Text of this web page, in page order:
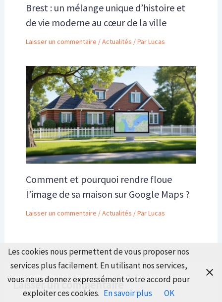
Brest : un mélange unique d’histoire et
de vie moderne au cœur de la ville
Laisser un commentaire /Actualités / ParLucas
Comment et pourquoi rendre floue
l’image de sa maison sur Google Maps ?
Laisser un commentaire /Actualités / ParLucas
Laisser un commentaire
Les cookies nous permettent de vous proposer nos
services plus facilement. En utilisant nos services,
vous nous donnez expressément votre accord pour
exploiter ces cookies. En savoir plus OK